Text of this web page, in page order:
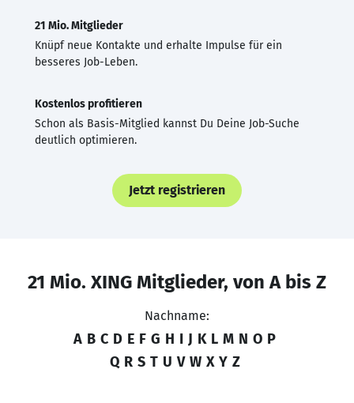
21 Mio. Mitglieder
Knüpf neue Kontakte und erhalte Impulse für ein
besseres Job-Leben.
Kostenlos profitieren
Schon als Basis-Mitglied kannst Du Deine Job-Suche
deutlich optimieren.
Jetzt registrieren
21 Mio. XING Mitglieder, von A bis Z
Nachname:
A B C D E F G H I J K L M N O P
Q R S T U V W X Y Z